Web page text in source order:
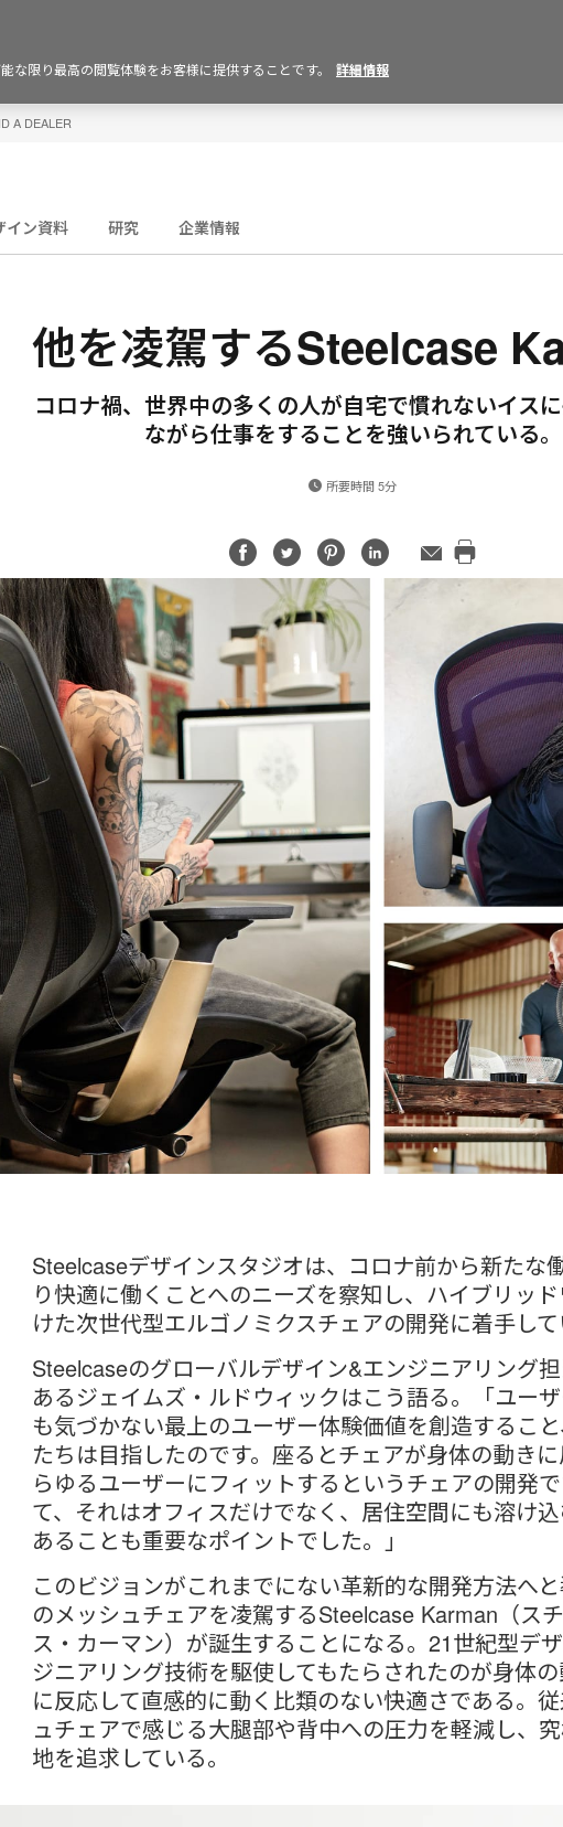
A DEALER
イン資料 研究 企業情報
他を凌駕するSteelcase
コロナ禍、世界中の多くの人が自宅で慣れないイス
ながら仕事をすることを強いられている。
所要時間 5分
Share
on
Facebook
Share
on
Twitter
Share
on
Pinterest
Share
on
LinkedIn
メ
Print
this
page
Steelcaseデザインスタジオは、コロナ前から新たな
り快適に働くことへのニーズを察知し、ハイブリッ
けた次世代型エルゴノミクスチェアの開発に着手して
Steelcaseのグローバルデザイン&エンジニアリング
あるジェイムズ・ルドウィックはこう語る。「ユー
も気づかない最上のユーザー体験価値を創造するこ
たちは目指したのです。座るとチェアが身体の動き
らゆるユーザーにフィットするというチェアの開発
て、それはオフィスだけでなく、居住空間にも溶け
あることも重要なポイントでした。」
このビジョンがこれまでにない革新的な開発方法へ
のメッシュチェアを凌駕するSteelcase Karman（ス
ス・カーマン）が誕生することになる。21世紀型デ
ジニアリング技術を駆使してもたらされたのが身体
に反応して直感的に動く比類のない快適さである。
ュチェアで感じる大腿部や背中への圧力を軽減し、
地を追求している。
限り最高の閲覧体験をお客様に提供することです。 詳細情報